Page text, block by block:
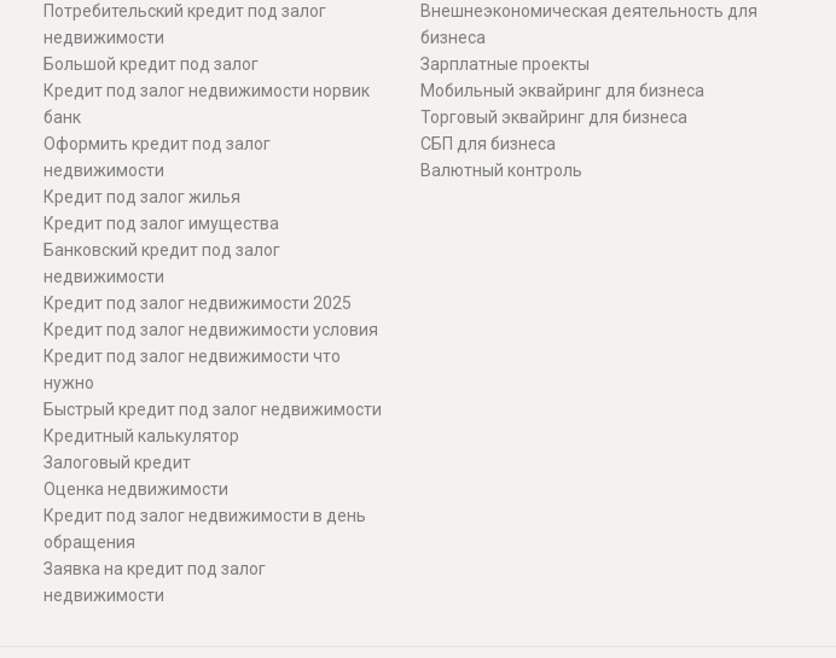
Потребительский кредит под залог
недвижимости
Большой кредит под залог
Кредит под залог недвижимости норвик
банк
Оформить кредит под залог
недвижимости
Кредит под залог жилья
Кредит под залог имущества
Банковский кредит под залог
недвижимости
Кредит под залог недвижимости 2025
Кредит под залог недвижимости условия
Кредит под залог недвижимости что
нужно
Быстрый кредит под залог недвижимости
Кредитный калькулятор
Залоговый кредит
Оценка недвижимости
Кредит под залог недвижимости в день
обращения
Заявка на кредит под залог
недвижимости
Внешнеэкономическая деятельность для
бизнеса
Зарплатные проекты
Мобильный эквайринг для бизнеса
Торговый эквайринг для бизнеса
СБП для бизнеса
Валютный контроль